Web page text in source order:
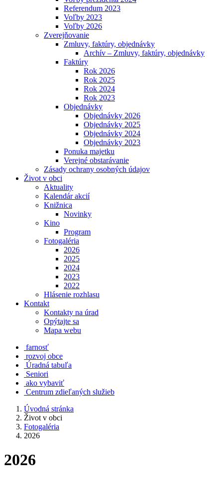
Referendum 2023
Voľby 2023
Voľby 2026
Zverejňovanie
Zmluvy, faktúry, objednávky
Archív – Zmluvy, faktúry, objednávky
Faktúry
Rok 2026
Rok 2025
Rok 2024
Rok 2023
Objednávky
Objednávky 2026
Objednávky 2025
Objednávky 2024
Objednávky 2023
Ponuka majetku
Verejné obstarávanie
Zásady ochrany osobných údajov
Život v obci
Aktuality
Kalendár akcií
Knižnica
Novinky
Kino
Program
Fotogaléria
2026
2025
2024
2023
2022
Hlásenie rozhlasu
Kontakt
Kontakty na úrad
Opýtajte sa
Mapa webu
farnosť
rozvoj obce
Úradná tabuľa
Seniori
ako vybaviť
Centrum zdieľaných služieb
Úvodná stránka
Život v obci
Fotogaléria
2026
2026